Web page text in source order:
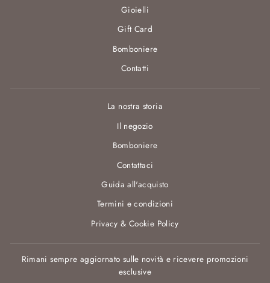
Gioielli
Gift Card
Bomboniere
Contatti
La nostra storia
Il negozio
Bomboniere
Contattaci
Guida all'acquisto
Termini e condizioni
Privacy & Cookie Policy
Rimani sempre aggiornato sulle novità e ricevere promozioni
esclusive